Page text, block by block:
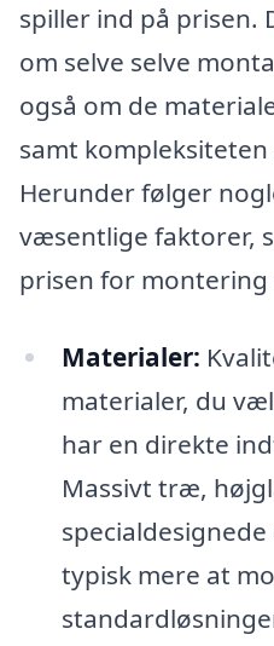
spiller ind på prisen.
om selve selve
også om de
samt
Herunder følger
væsentlige faktorer,
prisen for montering
Materialer:
materialer, du
har en direkte
Massivt træ,
typisk mere at